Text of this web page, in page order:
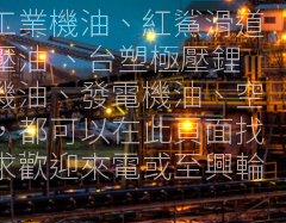
業機油、紅鯊滑道
油 、台塑極壓鋰
油、發電機油、空
都可以在此頁面找
歡迎來電或至興輪